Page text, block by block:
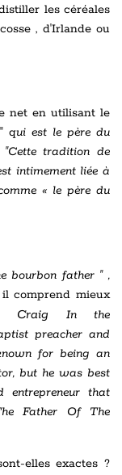
les céréales
, d'Irlande ou
net en utilisant le
qui est le père du
"Cette tradition de
intimement liée à
« le père du
bourbon father " ,
comprend mieux
Craig In the
preacher and
for being an
but he was best
that
Father Of The
elles exactes ?